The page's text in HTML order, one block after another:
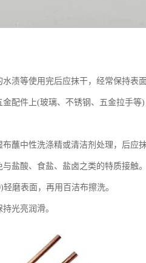
渍等使用完后应抹干，经常保持表面
配件上(玻璃、不锈钢、五金拉手
蘸中性洗涤精或清洁剂处理，后应抹
盐酸、食盐、盐卤之类的特质接触。
磨表面，再用百洁布擦洗。
光亮润滑。